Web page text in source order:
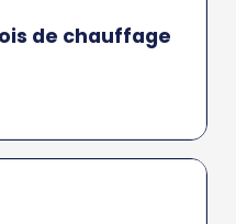
de chauffage